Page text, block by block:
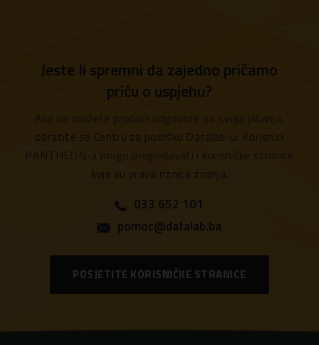
Jeste li spremni da zajedno pričamo
priču o uspjehu?
Ako ne možete pronaći odgovore na svoja pitanja,
obratite se Centru za podršku Datalab-u. Korisnici
PANTHEON-a mogu pregledavati i korisničke stranice
koje su prava riznica znanja.
033 652 101
pomoc@datalab.ba
POSJETITE KORISNIČKE STRANICE